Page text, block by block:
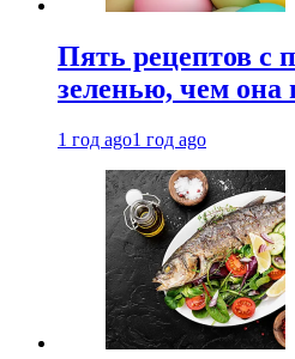
Пять рецептов с
зеленью, чем она
1 год ago1 год ago